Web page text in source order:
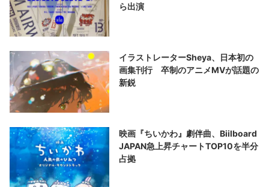
ら出演
イラストレーターSheya、日本初の
画集刊行 卒制のアニメMVが話題の
新鋭
映画『ちいかわ』劇伴曲、Biilboard
JAPAN急上昇チャートTOP10を半分
占拠